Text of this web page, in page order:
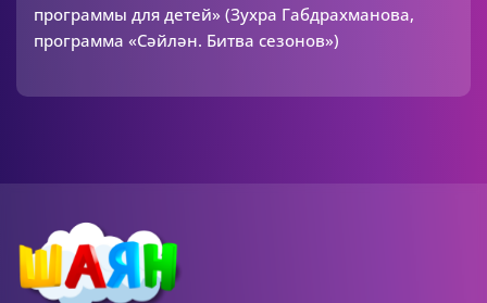
программы для детей» (Зухра Габдрахманова,
программа «Сәйлән. Битва сезонов»)